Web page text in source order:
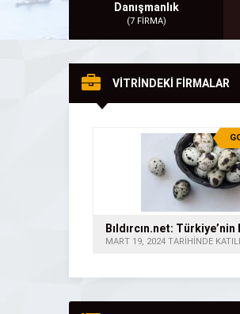
Danışmanlık
(7 FİRMA)
VİTRİNDEKİ FİRMALAR
MART 19, 2024 TARİHİNDE